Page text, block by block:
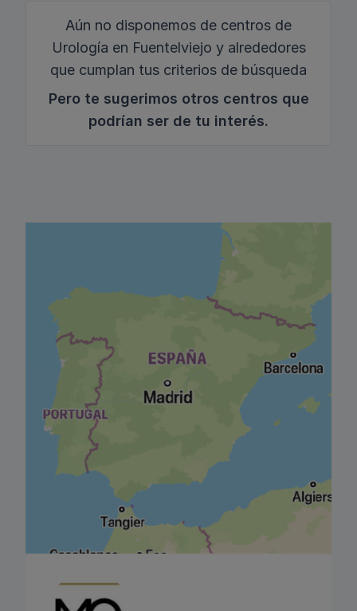
Aún no disponemos de centros de
Urología en Fuentelviejo y alrededores
que cumplan tus criterios de búsqueda
Pero te sugerimos otros centros que
podrían ser de tu interés.